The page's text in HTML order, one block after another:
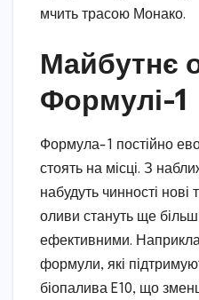
мчить трасою Монако.
Майбутнє
Формулі-1
Формула-1 постійно
стоять на місці. З
набудуть чинності нові
оливи стануть ще
ефективними.
формули, які
біопалива E10, що